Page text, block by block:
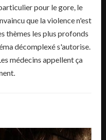
pour le gore, le
que la violence n'est
thèmes les plus profonds
décomplexé s'autorise.
médecins appellent ça